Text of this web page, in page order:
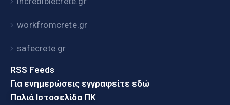
workfromcrete.gr
safecrete.gr
RSS Feeds
Για ενημερώσεις εγγραφείτε εδώ
Παλιά Ιστοσελίδα ΠΚ